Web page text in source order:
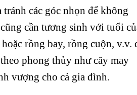
các góc nhọn để không
cần tương sinh với tuổi
rồng bay, rồng cuộn, v.v.
phong thủy như cây may
vượng cho cả gia đình.